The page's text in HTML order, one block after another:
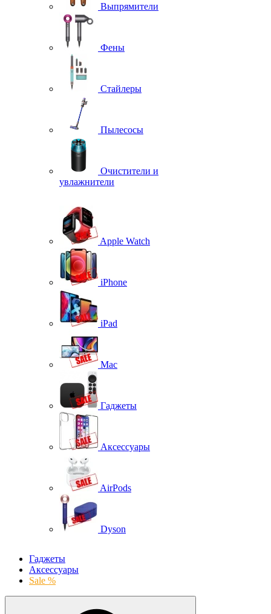
Выпрямители
Фены
Стайлеры
Пылесосы
Очистители и
увлажнители
Apple Watch
iPhone
iPad
Mac
Гаджеты
Аксессуары
AirPods
Dyson
Гаджеты
Аксессуары
Sale %